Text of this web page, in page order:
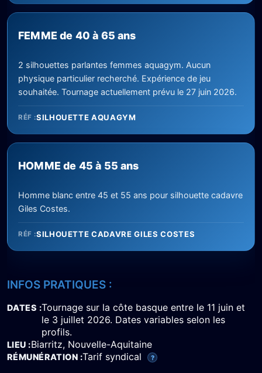
FEMME de 40 à 65 ans
2 silhouettes parlantes femmes aquagym. Aucun
physique particulier recherché. Expérience de jeu
souhaitée. Tournage actuellement prévu le 27 juin 2026.
RÉF :SILHOUETTE AQUAGYM
HOMME de 45 à 55 ans
Homme blanc entre 45 et 55 ans pour silhouette cadavre
Giles Costes.
RÉF :SILHOUETTE CADAVRE GILES COSTES
INFOS PRATIQUES :
DATES Tournage sur la côte basque entre le 11 juin et
le 3 juillet 2026. Dates variables selon les
profils.
LIEU Biarritz, Nouvelle-Aquitaine
RÉMUNÉRATION Tarif syndical ?